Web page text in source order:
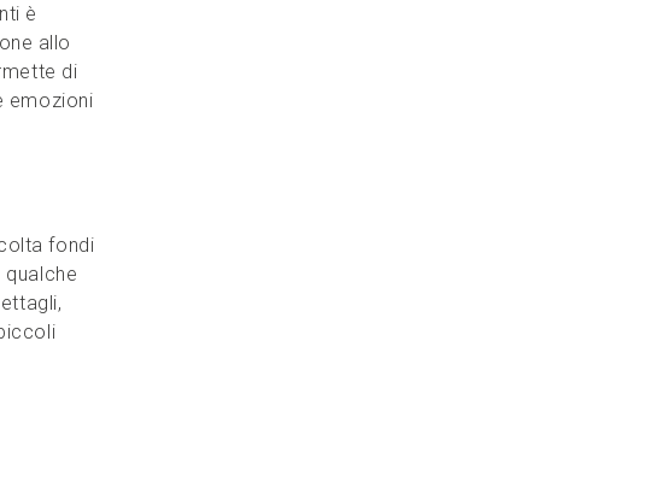
è
allo
di
emozioni
fondi